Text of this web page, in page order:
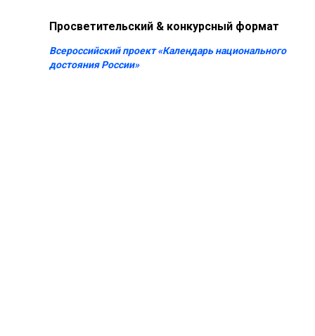
Просветительский & конкурсный формат
Всероссийский проект «Календарь национального
достояния России»